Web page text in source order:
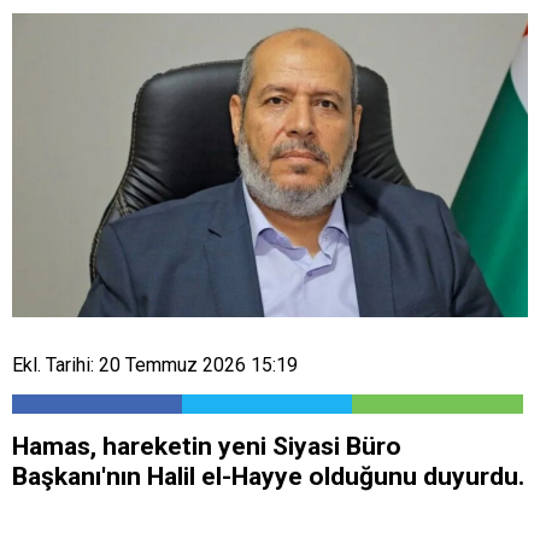
Ekl. Tarihi: 20 Temmuz 2026 15:19
Hamas, hareketin yeni Siyasi Büro
Başkanı'nın Halil el-Hayye olduğunu duyurdu.